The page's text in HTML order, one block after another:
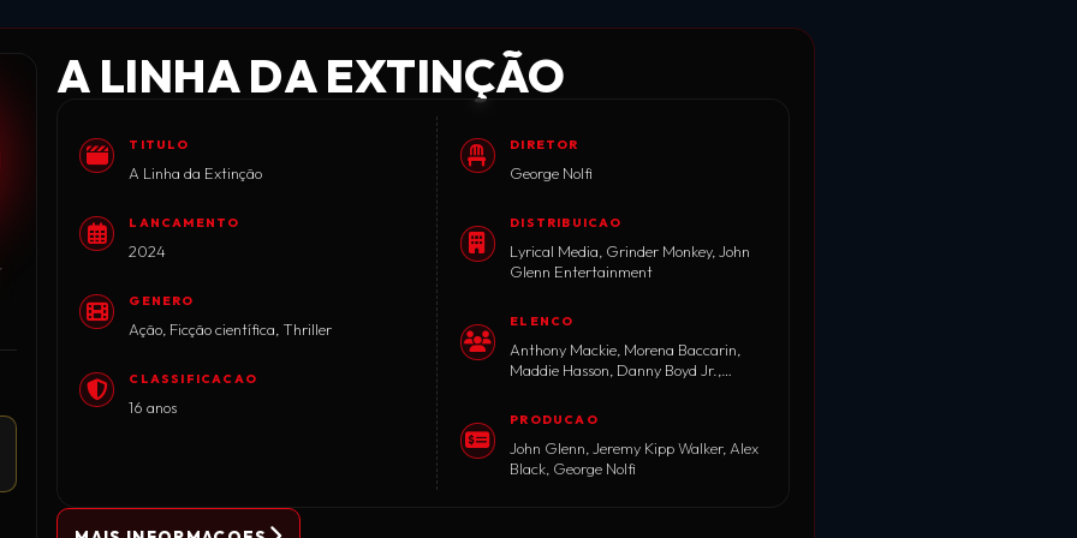
A LINHA DA EXTINÇÃO
TITULO
A Linha da Extinção
LANCAMENTO
2024
GENERO
Ação, Ficção científica, Thriller
CLASSIFICACAO
16 anos
DIRETOR
George Nolfi
DISTRIBUICAO
Lyrical Media, Grinder Monkey, John
Glenn Entertainment
ELENCO
Anthony Mackie, Morena Baccarin,
Maddie Hasson, Danny Boyd Jr.,
PRODUCAO
John Glenn, Jeremy Kipp Walker, Alex
Black, George Nolfi